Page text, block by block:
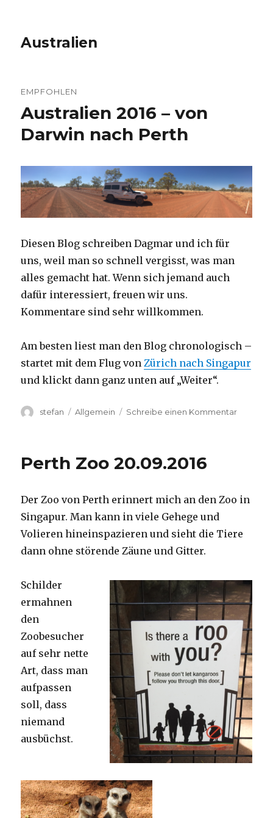
Australien
EMPFOHLEN
Australien 2016 – von
Darwin nach Perth
Diesen Blog schreiben Dagmar und ich für
uns, weil man so schnell vergisst, was man
alles gemacht hat. Wenn sich jemand auch
dafür interessiert, freuen wir uns.
Kommentare sind sehr willkommen.
Am besten liest man den Blog chronologisch –
startet mit dem Flug vonZürich nach Singapur
und klickt dann ganz unten auf „Weiter“.
Autor
stefan Kategorien
Allgemein Schreibe einen Kommentarzu
Perth
Perth Zoo 20.09.2016
Der Zoo von Perth erinnert mich an den Zoo in
Singapur. Man kann in viele Gehege und
Volieren hineinspazieren und sieht die Tiere
dann ohne störende Zäune und Gitter.
Schilder
ermahnen
den
Zoobesucher
auf sehr nette
Art, dass man
aufpassen
soll, dass
niemand
ausbüchst.